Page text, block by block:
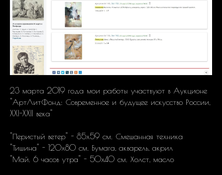
23 марта 2019 года мои работы участвуют в Аукционе
"АртЛитФонд: Современное и будущее искусство России,
XXI-XXII века"
"Перистый ветер" - 85х59 см. Смешанная техника
"Тишина" - 120х80 см. Бумага, акварель, акрил
"Май. 6 часов утра" - 50х40 см. Холст, масло